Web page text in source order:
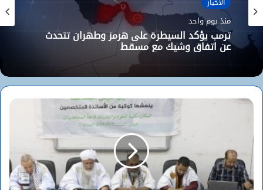
الأخبار
منذ يوم واحد
ترمب يؤكد السيطرة على هرمز وطهران تتحدث
عن اتفاق وشيك مع مسقط
الأخبار
منذ يوم واحد
الوزير الأول المختار ولد اجاي يستقبل السفير
الجزائري بنواكشوط